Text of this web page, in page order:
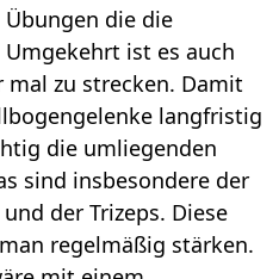
die die
ist es auch
zu strecken. Damit
langfristig
die umliegenden
sind insbesondere der
der Trizeps. Diese
regelmäßig stärken.